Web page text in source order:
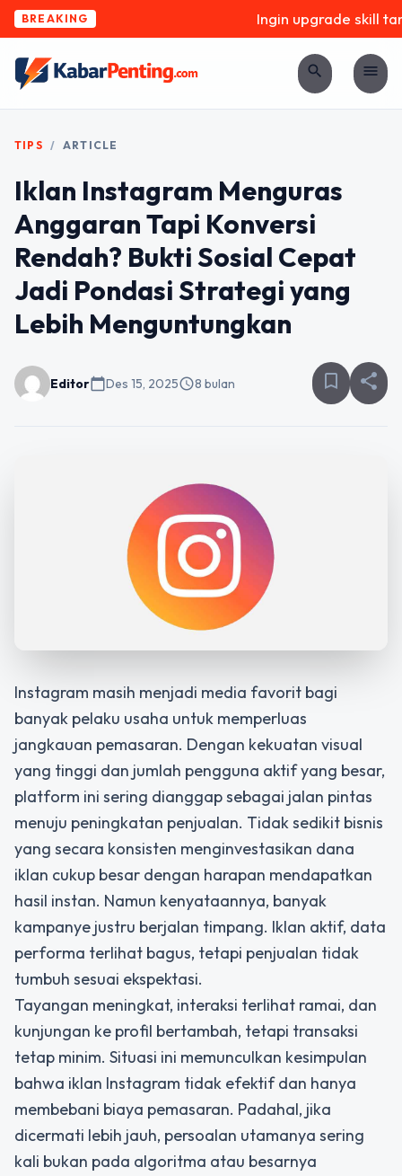
BREAKING Ingin upgrade skill
search menu
TIPS / ARTICLE
Iklan Instagram Menguras
Anggaran Tapi Konversi
Rendah? Bukti Sosial Cepat
Jadi Pondasi Strategi yang
Lebih Menguntungkan
Editorcalendar_todayDes 15, 2025schedule8 bulan bookmark_border share
Instagram masih menjadi media favorit bagi
banyak pelaku usaha untuk memperluas
jangkauan pemasaran. Dengan kekuatan visual
yang tinggi dan jumlah pengguna aktif yang besar,
platform ini sering dianggap sebagai jalan pintas
menuju peningkatan penjualan. Tidak sedikit bisnis
yang secara konsisten menginvestasikan dana
iklan cukup besar dengan harapan mendapatkan
hasil instan. Namun kenyataannya, banyak
kampanye justru berjalan timpang. Iklan aktif, data
performa terlihat bagus, tetapi penjualan tidak
tumbuh sesuai ekspektasi.
Tayangan meningkat, interaksi terlihat ramai, dan
kunjungan ke profil bertambah, tetapi transaksi
tetap minim. Situasi ini memunculkan kesimpulan
bahwa iklan Instagram tidak efektif dan hanya
membebani biaya pemasaran. Padahal, jika
dicermati lebih jauh, persoalan utamanya sering
kali bukan pada algoritma atau besarnya